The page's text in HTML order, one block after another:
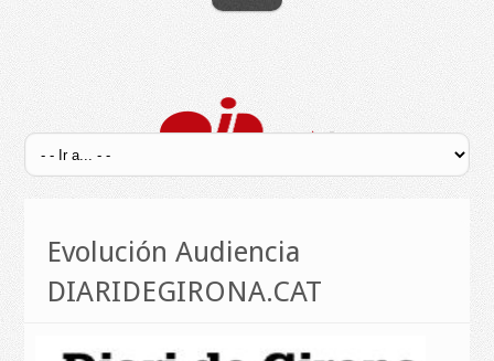
Evolución Audiencia
DIARIDEGIRONA.CAT